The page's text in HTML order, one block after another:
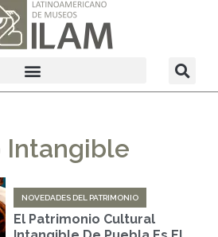
Intangible
NOVEDADES DEL PATRIMONIO
El Patrimonio Cultural